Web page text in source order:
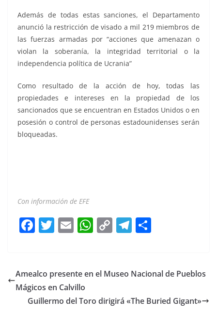
Además de todas estas sanciones, el Departamento
anunció la restricción de visado a mil 219 miembros de
las fuerzas armadas por “acciones que amenazan o
violan la soberanía, la integridad territorial o la
independencia política de Ucrania”
Como resultado de la acción de hoy, todas las
propiedades e intereses en la propiedad de los
sancionados que se encuentran en Estados Unidos o en
posesión o control de personas estadounidenses serán
bloqueadas.
Con información de EFE
F
e
b
o
T
er
E
l
W
s
p
C
y
n
T
gr
m
e
Amealco presente en el Museo Nacional de Pueblos
Mágicos en Calvillo
Guillermo del Toro dirigirá «The Buried Gigant»